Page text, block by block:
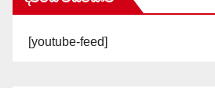
[youtube-feed]